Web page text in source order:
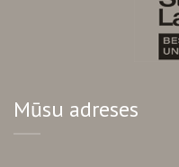
Mūsu adreses